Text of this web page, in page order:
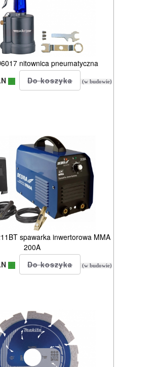
nitownica pneumatyczna
(w budowie)
spawarka inwertorowa MMA
200A
(w budowie)